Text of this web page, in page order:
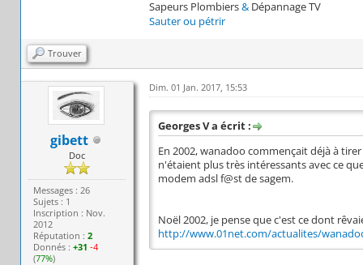
Sapeurs Plombiers&Dépannage TV
Sauter ou pétrir
Trouver
gibett
Doc
Messages : 26
Sujets : 1
Inscription : Nov.
2012
Réputation :2
Donnés :+31 -4
(77%)
Dim. 01 Jan. 2017, 15:53
Georges V a écrit :
En 2002, wanadoo commençait déjà à
n'étaient plus très intéressants avec ce
modem adsl f@st de sagem.
Noël 2002, je pense que c'est ce dont
http://www.01net.com/actualites/